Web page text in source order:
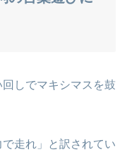
しでマキシマスを鼓
走れ」と訳されてい